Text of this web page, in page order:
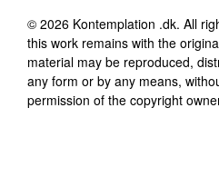
© 2026 Kontemplation .dk. All
this work remains with the
material may be reproduced,
any form or by any means,
permission of the copyright